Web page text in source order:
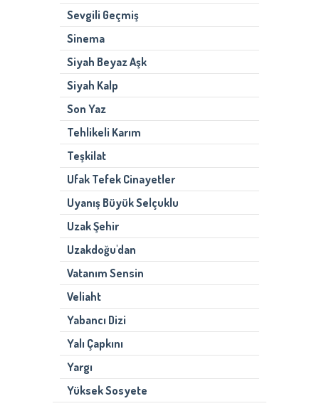
Sevgili Geçmiş
Sinema
Siyah Beyaz Aşk
Siyah Kalp
Son Yaz
Tehlikeli Karım
Teşkilat
Ufak Tefek Cinayetler
Uyanış Büyük Selçuklu
Uzak Şehir
Uzakdoğu'dan
Vatanım Sensin
Veliaht
Yabancı Dizi
Yalı Çapkını
Yargı
Yüksek Sosyete